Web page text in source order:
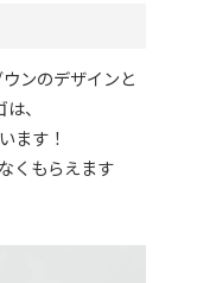
ンのデザインと
、
ます！
くもらえます